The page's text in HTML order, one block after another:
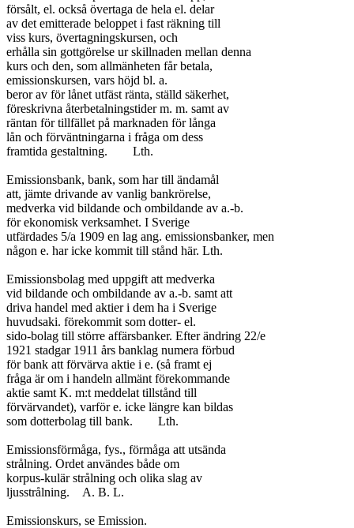
försålt, el. också övertaga de hela el. delar
av det emitterade beloppet i fast räkning till
viss kurs, övertagningskursen, och
erhålla sin gottgörelse ur skillnaden mellan denna
kurs och den, som allmänheten får betala,
emissionskursen, vars höjd bl. a.
beror av för lånet utfäst ränta, ställd säkerhet,
föreskrivna återbetalningstider m. m. samt av
räntan för tillfället på marknaden för långa
lån och förväntningarna i fråga om dess
framtida gestaltning.	Lth.
Emissionsbank, bank, som har till ändamål
att, jämte drivande av vanlig bankrörelse,
medverka vid bildande och ombildande av a.-b.
för ekonomisk verksamhet. I Sverige
utfärdades 5/a 1909 en lag ang. emissionsbanker, men
någon e. har icke kommit till stånd här. Lth.
Emissionsbolag med uppgift att medverka
vid bildande och ombildande av a.-b. samt att
driva handel med aktier i dem ha i Sverige
huvudsaki. förekommit som dotter- el.
sido-bolag till större affärsbanker. Efter ändring 22/e
1921 stadgar 1911 års banklag numera förbud
för bank att förvärva aktie i e. (så framt ej
fråga är om i handeln allmänt förekommande
aktie samt K. m:t meddelat tillstånd till
förvärvandet), varför e. icke längre kan bildas
som dotterbolag till bank.	Lth.
Emissionsförmåga, fys., förmåga att utsända
strålning. Ordet användes både om
korpus-kulär strålning och olika slag av
ljusstrålning.	A. B. L.
Emissionskurs, se Emission.